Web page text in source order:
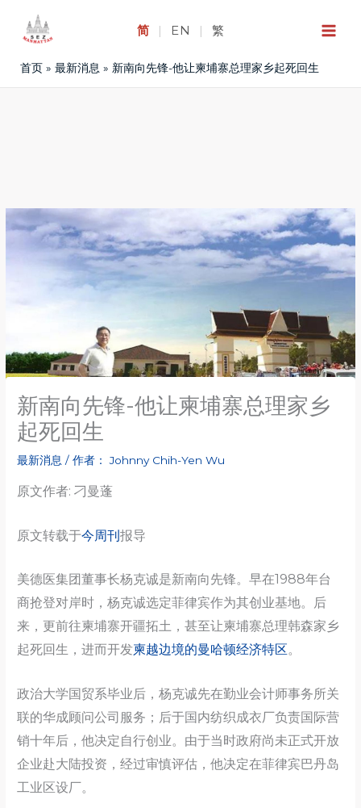
简 | EN | 繁
首页 最新消息 新南向先锋-他让柬埔寨总理家乡起死回生
新南向先锋-他让柬埔寨总理家乡
起死回生
最新消息 / 作者： Johnny Chih-Yen Wu
原文作者: 刁曼蓬
原文转载于今周刊报导
美德医集团董事长杨克诚是新南向先锋。早在1988年台
商抢登对岸时，杨克诚选定菲律宾作为其创业基地。后
来，更前往柬埔寨开疆拓土，甚至让柬埔寨总理韩森家乡
起死回生，进而开发柬越边境的曼哈顿经济特区。
政治大学国贸系毕业后，杨克诚先在勤业会计师事务所关
联的华成顾问公司服务；后于国内纺织成衣厂负责国际营
销十年后，他决定自行创业。由于当时政府尚未正式开放
企业赴大陆投资，经过审慎评估，他决定在菲律宾巴丹岛
工业区设厂。